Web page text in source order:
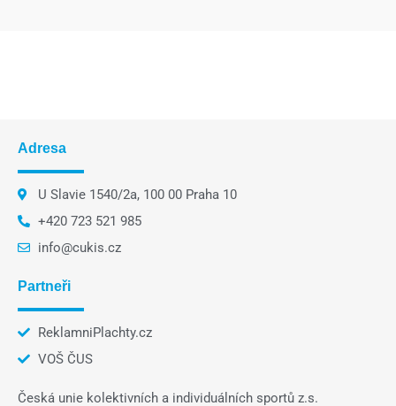
Adresa
U Slavie 1540/2a, 100 00 Praha 10
+420 723 521 985
info@cukis.cz
Partneři
ReklamniPlachty.cz
VOŠ ČUS
Česká unie kolektivních a individuálních sportů z.s.